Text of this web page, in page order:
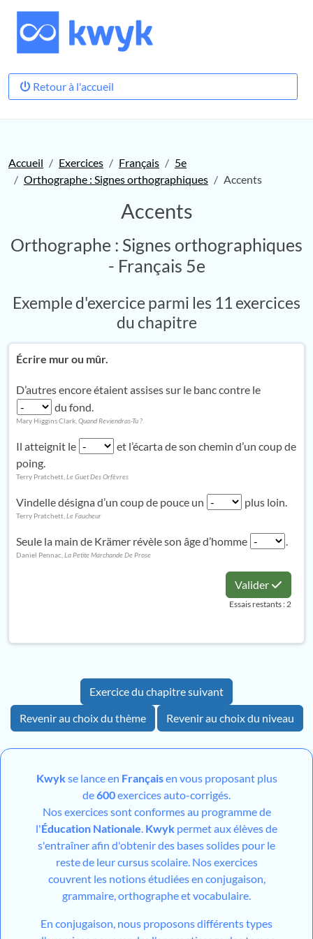
Retour à l'accueil
Accueil Exercices Français
5e
Orthographe : Signes orthographiques
Accents
Accents
Orthographe : Signes orthographiques
- Français 5e
Exemple d'exercice parmi les 11 exercices
du chapitre
Écrire mur ou mûr.
D’autres encore étaient assises sur le banc contre le
du fond.
Mary Higgins Clark, Quand Reviendras-Tu ?
Il atteignit le
et l’écarta de son chemin d’un coup de
poing.
Terry Pratchett, Le Guet Des Orfèvres
Vindelle désigna d’un coup de pouce un plus loin.
Terry Pratchett, Le Faucheur
Seule la main de Krämer révèle son âge d’homme
Daniel Pennac, La Petite Marchande De Prose
Valider
Essais restants : 2
Exercice du chapitre suivant
Revenir au choix du thème
Revenir au choix du niveau
Kwykse lance en Françaisen vous proposant plus
de600exercices auto-corrigés.
Nos exercices sont conformes au programme de
l'Éducation Nationale Kwyk permet aux élèves de
s'entraîner afin d'obtenir des bases solides pour le
reste de leur cursus scolaire. Nos exercices
couvrent les notions étudiées en conjugaison,
grammaire, orthographe et vocabulaire.
En conjugaison, nous proposons différents types